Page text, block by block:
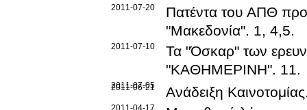
2011-07-20
Πατέντα του ΑΠΘ
"Μακεδονία". 1, 4,5.
2011-07-10
Τα "Όσκαρ" των
"ΚΑΘΗΜΕΡΙΝΗ". 11.
2011-07-05
2011-06-21 Ανάδειξη Καινοτομίας
2011-04-17